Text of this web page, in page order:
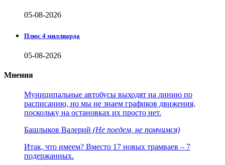
05-08-2026
Плюс 4 миллиарда
05-08-2026
Мнения
Муниципальные автобусы выходят на линию по
расписанию, но мы не знаем графиков движения,
поскольку на остановках их просто нет.
Башлыков Валерий (Не поедем, не помчимся)
Итак, что имеем? Вместо 17 новых трамваев – 7
подержанных.